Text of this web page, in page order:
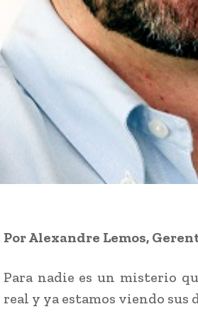
Por Alexandre Lemos,
Para nadie es un misterio
real y ya estamos viendo sus